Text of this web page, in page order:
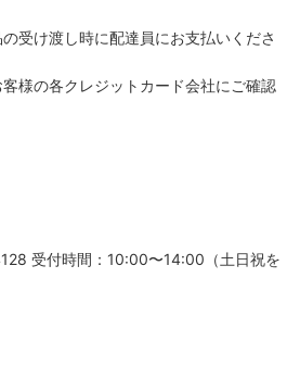
受け渡し時に配達員にお支払いくださ
様の各クレジットカード会社にご確認
受付時間：10:00〜14:00（土日祝を